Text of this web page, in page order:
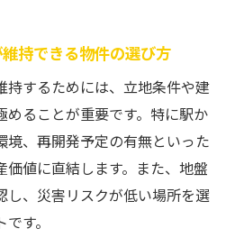
持できる物件の選び方
持するためには、立地条件や建
ることが重要です。特に駅か
境、再開発予定の有無といった
値に直結します。また、地盤
し、災害リスクが低い場所を選
す。